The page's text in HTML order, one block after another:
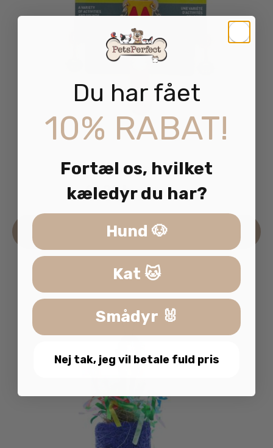
LivingWorld Cirkus Games 14cm
69.00kr. inkl. moms
Læs mere
Du har fået
10% RABAT!
Fortæl os, hvilket
kæledyr du har?
Hund 🐶
Kat 🐱
Smådyr 🐰
Nej tak, jeg vil betale fuld pris